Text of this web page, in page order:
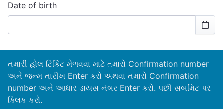
Date of birth
તમારી હોલ ટિકિટ મેળવવા માટે તમારો Confirmation number
અને જન્મ તારીખ Enter કરો અથવા તમારો Confirmation
number અને આધાર ડાયસ નંબર Enter કરો. પછી સબમિટ પર
ક્લિક કરો.